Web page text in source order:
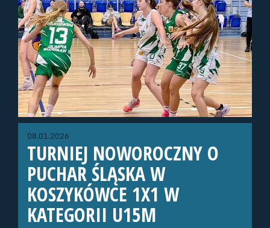
08.01.2026
TURNIEJ NOWOROCZNY O
PUCHAR ŚLĄSKA W
KOSZYKÓWCE 1X1 W
KATEGORII U15M